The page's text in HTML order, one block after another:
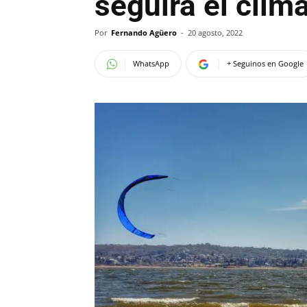
Por Fernando Agüero - 20 agosto, 2022
WhatsApp + Seguinos en Google